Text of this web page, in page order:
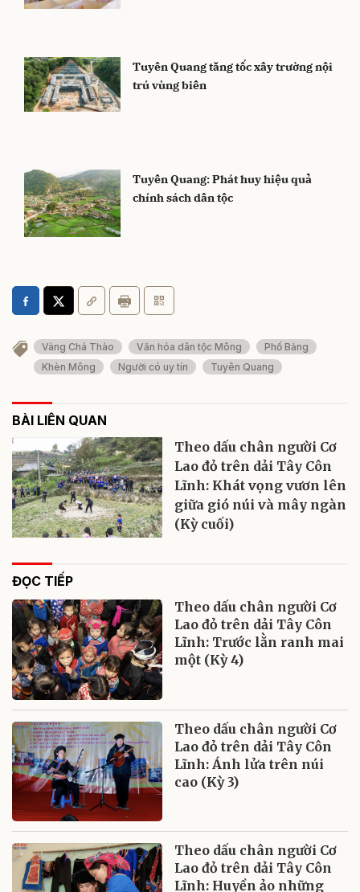
Tuyên Quang tăng tốc xây trường nội
trú vùng biên
Tuyên Quang: Phát huy hiệu quả
chính sách dân tộc
Vàng Chá Thào Văn hóa dân tộc Mông
Phố Bảng
Khèn Mông
Người có uy tín Tuyên Quang
BÀI LIÊN QUAN
Theo dấu chân người Cơ
Lao đỏ trên dải Tây Côn
Lĩnh: Khát vọng vươn lên
giữa gió núi và mây ngàn
(Kỳ cuối)
ĐỌC TIẾP
Theo dấu chân người Cơ
Lao đỏ trên dải Tây Côn
Lĩnh: Trước lằn ranh mai
một (Kỳ 4)
Theo dấu chân người Cơ
Lao đỏ trên dải Tây Côn
Lĩnh: Ánh lửa trên núi
cao (Kỳ 3)
Theo dấu chân người Cơ
Lao đỏ trên dải Tây Côn
Lĩnh: Huyền ảo những